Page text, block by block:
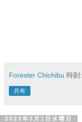
Forester Chichibu 時刻:
共有
2023年3月1日水曜日